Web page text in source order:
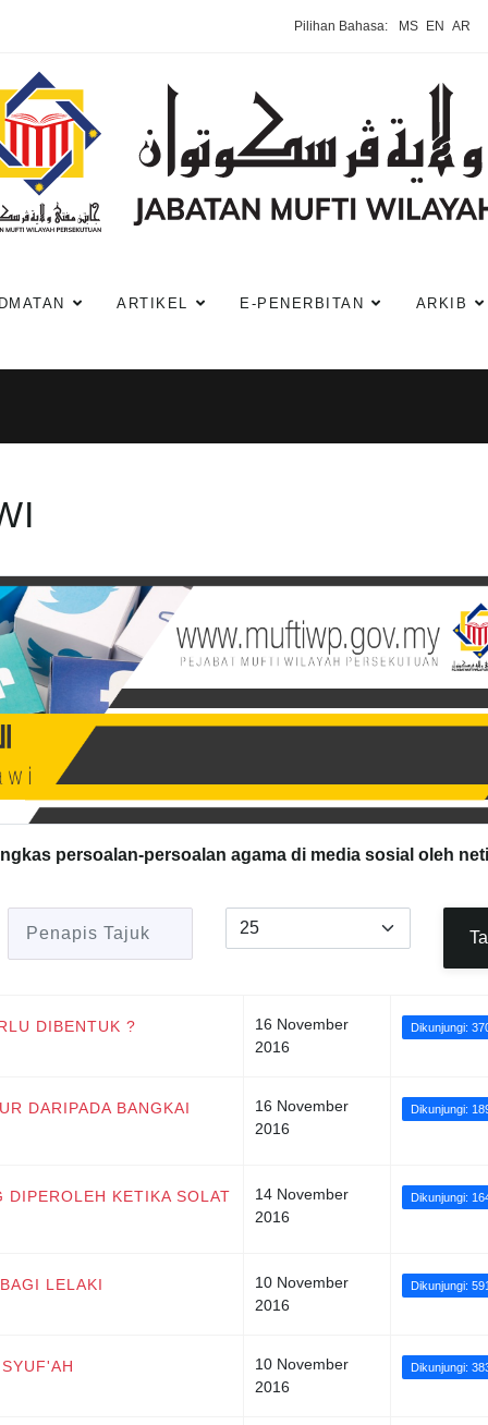
Pilihan Bahasa: MS EN AR
ARTIKEL E-PENERBITAN ARKIB
persoalan-persoalan agama di media sosial oleh
Penapis Tajuk Papar #
DIBENTUK ?
16 November
2016
Dikunjungi:
DARIPADA BANGKAI
16 November
2016
Dikunjungi:
DIPEROLEH KETIKA SOLAT
14 November
2016
Dikunjungi:
LELAKI
10 November
2016
Dikunjungi:
10 November
2016
Dikunjungi: